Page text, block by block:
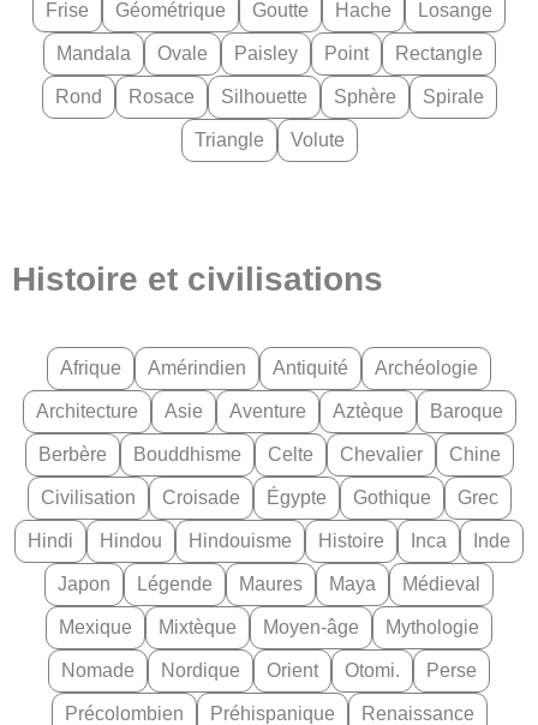
Frise Géométrique Goutte Hache Losange
Mandala Ovale Paisley Point Rectangle
Rond Rosace Silhouette Sphère Spirale
Triangle Volute
Histoire et civilisations
Afrique Amérindien Antiquité Archéologie
Architecture Asie Aventure Aztèque Baroque
Berbère Bouddhisme Celte Chevalier Chine
Civilisation Croisade Égypte Gothique Grec
Hindi Hindou Hindouisme Histoire Inca Inde
Japon Légende Maures Maya Médieval
Mexique Mixtèque Moyen-âge Mythologie
Nomade Nordique Orient Otomi. Perse
Précolombien Préhispanique Renaissance